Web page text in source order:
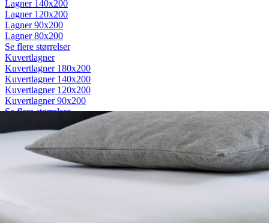
Lagner 140x200
Lagner 120x200
Lagner 90x200
Lagner 80x200
Se flere størrelser
Kuvertlagner
Kuvertlagner 180x200
Kuvertlagner 140x200
Kuvertlagner 120x200
Kuvertlagner 90x200
Se flere størrelser
Faconlagner 180x200
Faconlagner 140x200
Faconlagner 120x200
Faconlagner 90x200
Stræklagner